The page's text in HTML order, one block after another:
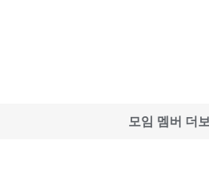
모임 멤버 더